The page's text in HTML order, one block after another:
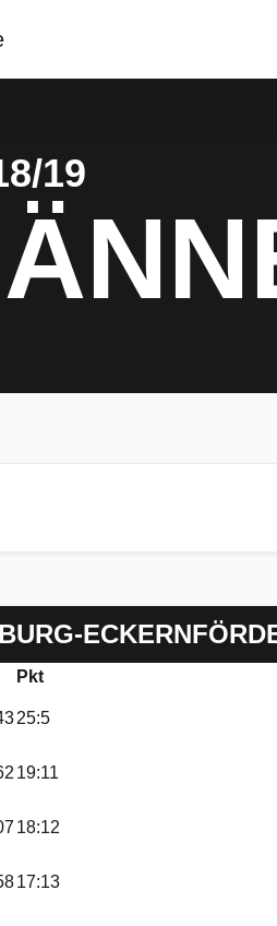
19
Pkt
25:5
19:11
18:12
17:13